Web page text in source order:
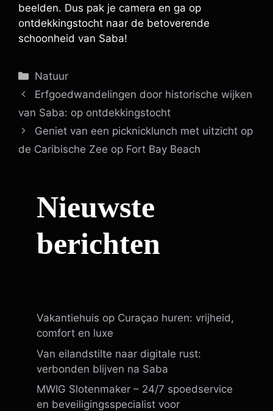
beelden. Dus pak je camera en ga op
ontdekkingstocht naar de betoverende
schoonheid van Saba!
Categorieën
Natuur
Erfgoedwandelingen door historische wijken
van Saba: op ontdekkingstocht
Geniet van een picknicklunch met uitzicht op
de Caribische Zee op Fort Bay Beach
Nieuwste
berichten
Vakantiehuis op Curaçao huren: vrijheid,
comfort en luxe
Van eilandstilte naar digitale rust:
verbonden blijven na Saba
MWIG Slotenmaker – 24/7 spoedservice
en beveiligingsspecialist voor